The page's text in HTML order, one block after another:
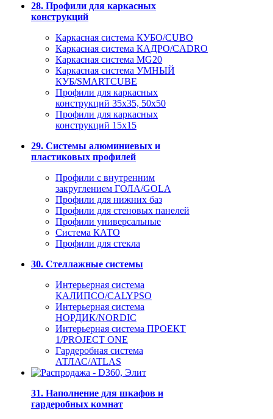
28. Профили для каркасных
конструкций
Каркасная система КУБО/CUBO
Каркасная система КАДРО/CADRO
Каркасная система MG20
Каркасная система УМНЫЙ
КУБ/SMARTCUBE
Профили для каркасных
конструкций 35x35, 50x50
Профили для каркасных
конструкций 15х15
29. Системы алюминиевых и
пластиковых профилей
Профили с внутренним
закруглением ГОЛА/GOLA
Профили для нижних баз
Профили для стеновых панелей
Профили универсальные
Система КАТО
Профили для стекла
30. Стеллажные системы
Интерьерная система
КАЛИПСО/CALYPSO
Интерьерная система
НОРДИК/NORDIC
Интерьерная система ПРОЕКТ
1/PROJECT ONE
Гардеробная система
АТЛАС/ATLAS
31. Наполнение для шкафов и
гардеробных комнат